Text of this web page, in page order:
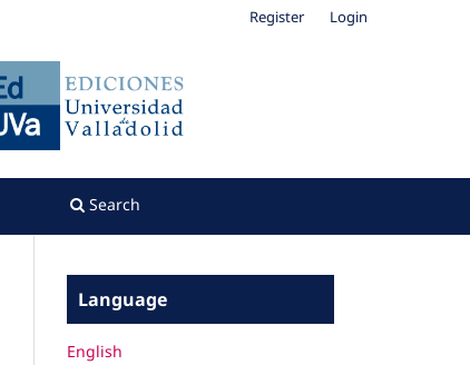
Search
Register Login
Language
English